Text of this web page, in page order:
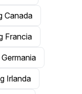
Canada
Francia
Irlanda